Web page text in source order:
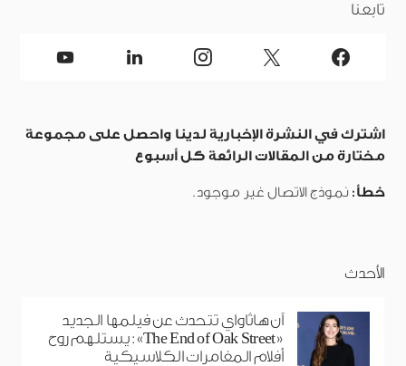
تابعنا
اشترك في النشرة الإخبارية لدينا واحصل على مجموعة
مختارة من المقالات الرائعة كل أسبوع
خطأ: نموذج الاتصال غير موجود.
الأحدث
آن هاثاواي تتحدث عن فيلمها الجديد
«The End of Oak Street»: يستلهم روح
أفلام المغامرات الكلاسيكية